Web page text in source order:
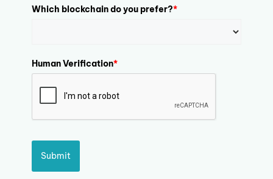
Which blockchain do you prefer?*
Human Verification*
Submit